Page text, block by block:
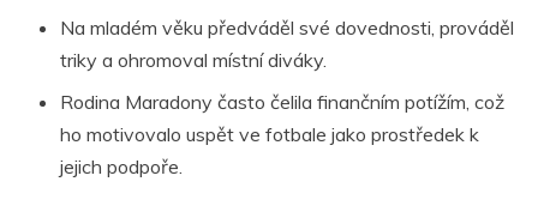
Na mladém věku předváděl své dovednosti, prováděl
triky a ohromoval místní diváky.
Rodina Maradony často čelila finančním potížím, což
ho motivovalo uspět ve fotbale jako prostředek k
jejich podpoře.